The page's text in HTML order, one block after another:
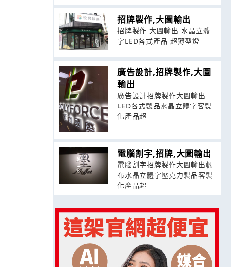
招牌製作,大圖輸出
招牌製作 大圖輸出 水晶立體
字LED各式產品 超薄型燈
廣告設計,招牌製作,大圖
輸出
廣告設計招牌製作大圖輸出
LED各式製品水晶立體字客製
化產品超
電腦割字,招牌,大圖輸出
電腦割字招牌製作大圖輸出帆
布水晶立體字壓克力製品客製
化產品超